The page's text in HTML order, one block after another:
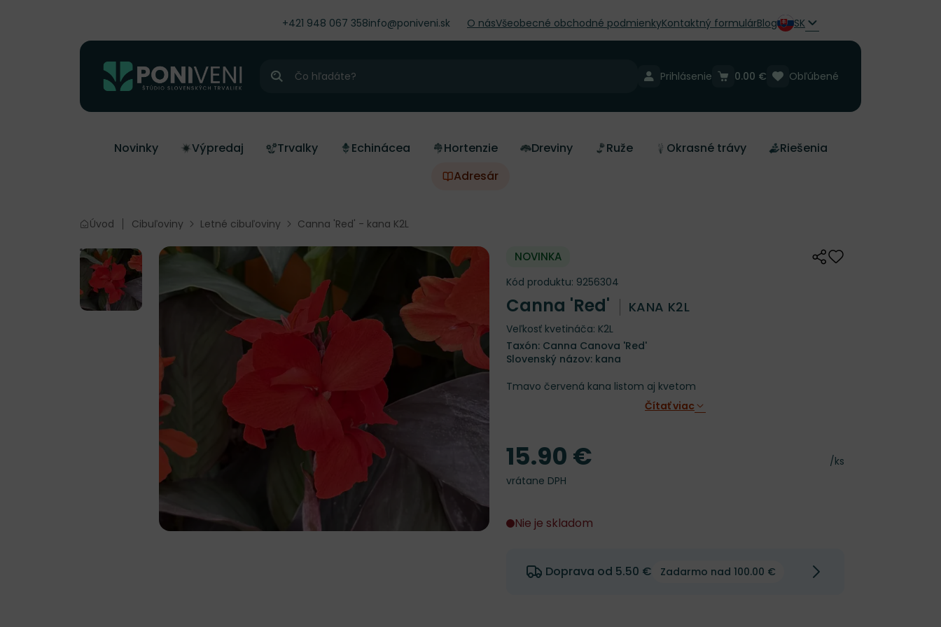
+421 948 067 358info@poniveni.sk O násVšeobecné obchodné podmienkyKontaktný formulárBlog SK
Hľadať
Prihlásenie Obľúbené
0.00 €
Novinky Výpredaj Trvalky Echinácea Hortenzie Dreviny Ruže Okrasné trávy
Riešenia
Adresár
Úvod Cibuľoviny Letné cibuľoviny Canna 'Red' - kana K2L
NOVINKA ZdieľaťOdober do
Kód produktu: 9256304
Canna 'Red' KANA K2L
Veľkosť kvetináča: K2L
Taxón: Canna Canova 'Red'
Slovenský názov: kana
Tmavo červená kana listom aj kvetom
Čítať viac
Cena za kus
/ks
Cena
15.90 €
vrátane DPH
Nie je skladom
Doprava od 5.50 € Zadarmo nad 100.00 €